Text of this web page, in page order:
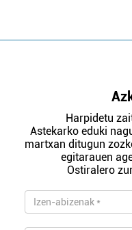
Harpidetu
Astekarko eduki
martxan ditugun
egitarauen
Ostiralero